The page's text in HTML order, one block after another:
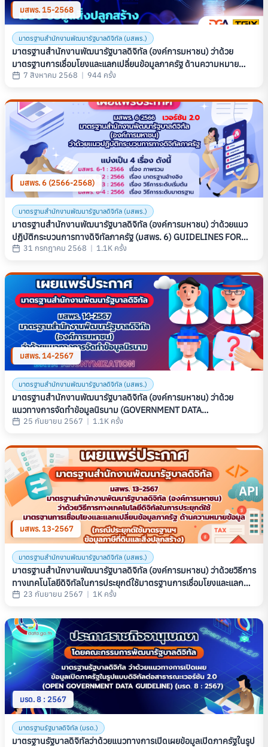
มสพร. 15-2568
มาตรฐานสำนักงานพัฒนารัฐบาลดิจิทัล (มสพร.)
มาตรฐานสํานักงานพัฒนารัฐบาลดิจิทัล (องค์การมหาชน) ว่าด้วย
มาตรฐานการเชื่อมโยงและแลกเปลี่ยนข้อมูลภาครัฐ ด้านความหมาย
ข้อมูล เรื่อง ข้อมูลสิ่งปลูกสร้าง (THAILAND GOVERNMENT
PART 4: BUILDING DATA) (มสพร. 15-2568)
7 สิงหาคม 2568 | 944 ครั้ง
มสพร. 6 (2566-2568)
มาตรฐานสำนักงานพัฒนารัฐบาลดิจิทัล (มสพร.)
มาตรฐานสำนักงานพัฒนารัฐบาลดิจิทัล (องค์การมหาชน) ว่าด้วยแนว
ปฏิบัติกระบวนการทางดิจิทัลภาครัฐ (มสพร. 6) GUIDELINES FOR
DIGITAL GOVERNMENT PROCESS
31 กรกฎาคม 2568 | 1.1K ครั้ง
มสพร. 14-2567
มาตรฐานสำนักงานพัฒนารัฐบาลดิจิทัล (มสพร.)
มาตรฐานสำนักงานพัฒนารัฐบาลดิจิทัล (องค์การมหาชน) ว่าด้วย
แนวทางการจัดทำข้อมูลนิรนาม (GOVERNMENT DATA
ANONYMIZATION GUIDELINE) (มสพร. 14-2567)
25 กันยายน 2567 | 1.1K ครั้ง
มสพร. 13-2567
มาตรฐานสำนักงานพัฒนารัฐบาลดิจิทัล (มสพร.)
มาตรฐานสํานักงานพัฒนารัฐบาลดิจิทัล (องค์การมหาชน) ว่าด้วยวิธีการ
ทางเทคโนโลยีดิจิทัลในการประยุกต์ใช้มาตรฐานการเชื่อมโยงและแลก
เปลี่ยนข้อมูลภาครัฐ ด้านความหมายข้อมูล (กรณีประยุกต์ใช้มาตรฐานฯ
INFORMATION EXCHANGE STANDARD SERIES: SEMANTIC
STANDARD PART 4: IMPLEMENTATION LAND AND BUILDING
TAX) (มสพร. 13-2567)
23 กันยายน 2567 | 1K ครั้ง
มรด. 8 : 2567
มาตรฐานรัฐบาลดิจิทัล (มรด.)
มาตรฐานรัฐบาลดิจิทัลว่าด้วยแนวทางการเปิดเผยข้อมูลเปิดภาครัฐในรูป